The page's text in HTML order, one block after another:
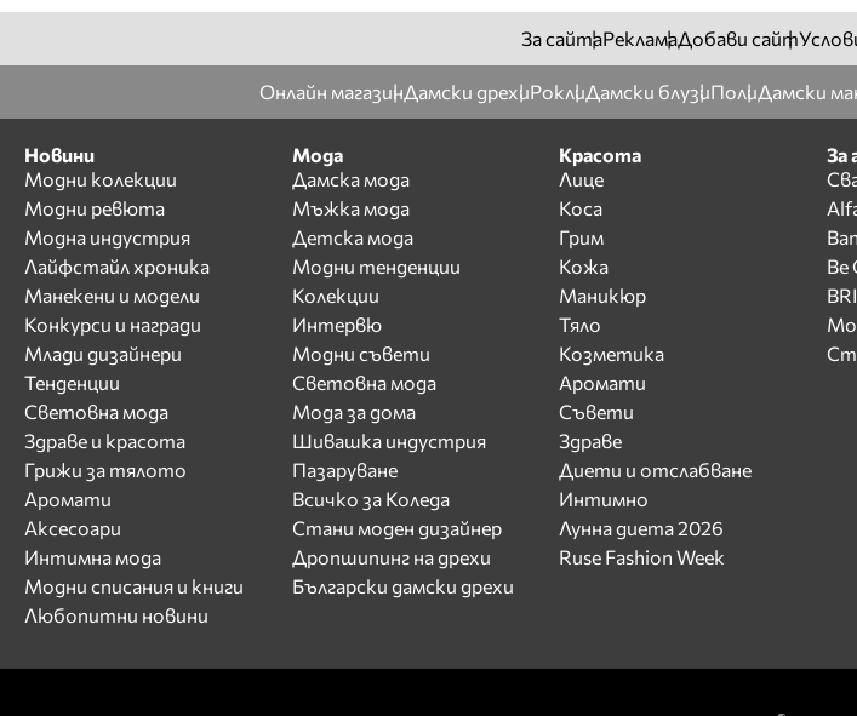
За сайтаРекламаДобави сайт
Онлайн магазинДамски дрехиРоклиДамски блузиПолиДамски
Новини
Модни колекции
Модни ревюта
Модна индустрия
Лайфстайл хроника
Манекени и модели
Конкурси и награди
Млади дизайнери
Тенденции
Световна мода
Здраве и красота
Грижи за тялото
Аромати
Аксесоари
Интимна мода
Модни списания и книги
Любопитни новини
Мода
Дамска мода
Мъжка мода
Детска мода
Модни тенденции
Колекции
Интервю
Модни съвети
Световна мода
Мода за дома
Шивашка индустрия
Пазаруване
Всичко за Коледа
Стани моден дизайнер
Дропшипинг на дрехи
Български дамски дрехи
Красота
Лице
Коса
Грим
Кожа
Маникюр
Тяло
Козметика
Аромати
Съвети
Здраве
Диети и отслабване
Интимно
Лунна диета 2026
Ruse Fashion Week
За
Be